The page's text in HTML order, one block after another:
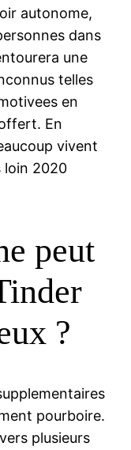
autonome,
dans
une
telles
en
En
vivent
loin 2020
peut
?
pourboire.
plusieurs